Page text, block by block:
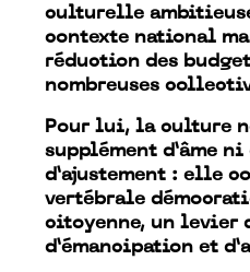
culturelle
contexte national
réduction des
nombreuses
Pour lui, la culture
supplément d’âme
d’ajustement : elle
vertébrale
citoyenne, un levier
d’émancipation et